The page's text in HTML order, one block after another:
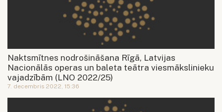
Naktsmītnes nodrošināšana Rīgā, Latvijas
Nacionālās operas un baleta teātra viesmākslinieku
vajadzībām (LNO 2022/25)
7. decembris 2022, 15:36